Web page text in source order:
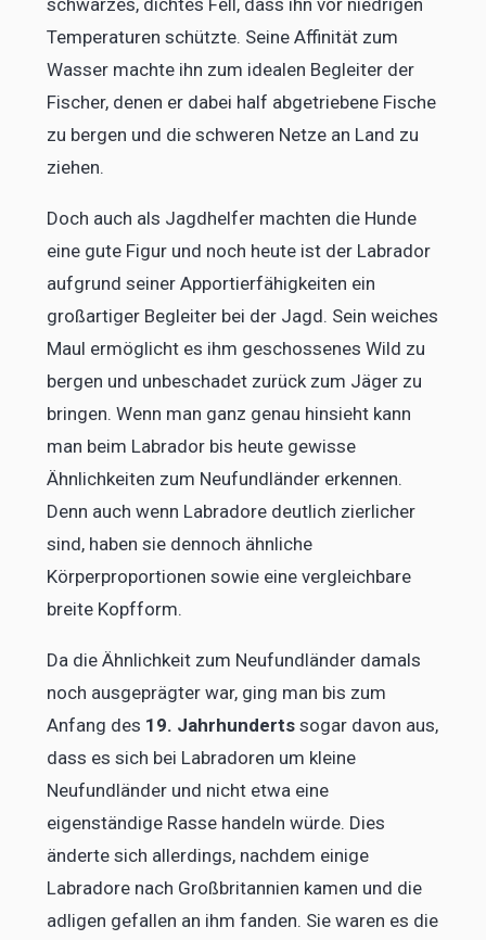
Temperaturen schützte. Seine Affinität zum
Wasser machte ihn zum idealen Begleiter der
Fischer, denen er dabei half abgetriebene Fische
zu bergen und die schweren Netze an Land zu
ziehen.
Doch auch als Jagdhelfer machten die Hunde
eine gute Figur und noch heute ist der Labrador
aufgrund seiner Apportierfähigkeiten ein
großartiger Begleiter bei der Jagd. Sein weiches
Maul ermöglicht es ihm geschossenes Wild zu
bergen und unbeschadet zurück zum Jäger zu
bringen. Wenn man ganz genau hinsieht kann
man beim Labrador bis heute gewisse
Ähnlichkeiten zum Neufundländer erkennen.
Denn auch wenn Labradore deutlich zierlicher
sind, haben sie dennoch ähnliche
Körperproportionen sowie eine vergleichbare
breite Kopfform.
Da die Ähnlichkeit zum Neufundländer damals
noch ausgeprägter war, ging man bis zum
Anfang des 19. Jahrhundertssogar davon aus,
dass es sich bei Labradoren um kleine
Neufundländer und nicht etwa eine
eigenständige Rasse handeln würde. Dies
änderte sich allerdings, nachdem einige
Labradore nach Großbritannien kamen und die
adligen gefallen an ihm fanden. Sie waren es die